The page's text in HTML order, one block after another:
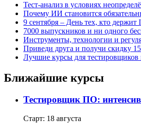
Тест-анализ в условиях
Почему ИИ становится
9 сентября – День тех, кто
7000 выпускников и ни одного
Инструменты, технологии и
Приведи друга и получи скидку
Лучшие курсы для тестировщиков
Ближайшие курсы
Тестировщик ПО:
Старт: 18 августа